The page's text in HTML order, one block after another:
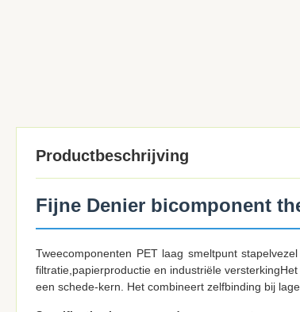
Productbeschrijving
Fijne Denier bicomponent
Tweecomponenten PET laag smeltpunt
filtratie,papierproductie en industriële
een schede-kern. Het combineert zelfbinding bij